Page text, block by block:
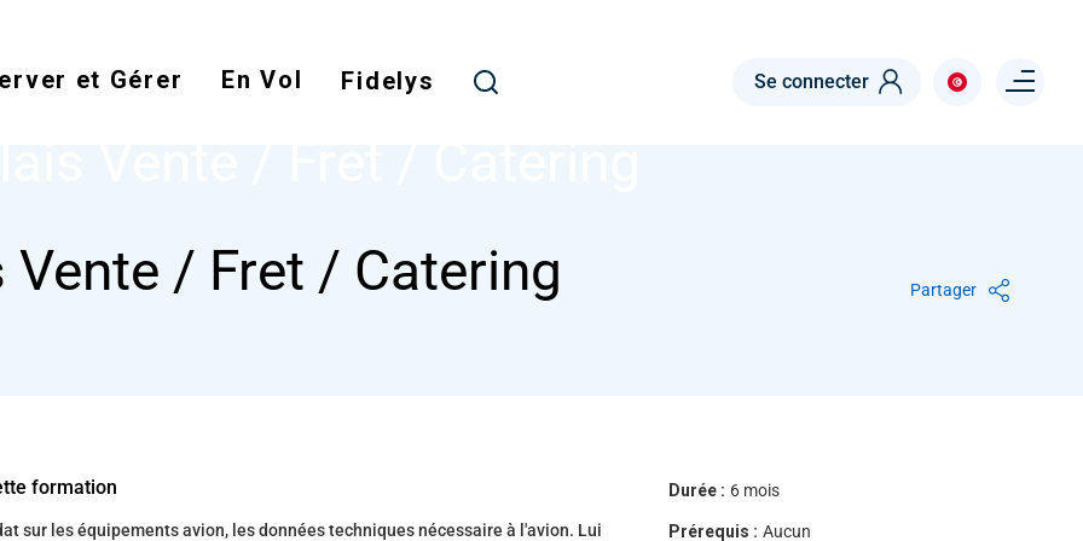
main
et Gérer En Vol Fidelys Se connecter Menu right
NODE ANGLAIS VENTE / FRET / CATERING
Vente / Fret / Catering Partager
formation
sur les équipements avion, les données techniques nécessaire à l'avion. Lui
Durée : 6 mois
Prérequis : Aucun